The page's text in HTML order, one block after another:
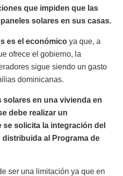
que impiden que las
solares en sus casas.
es el económico ya que, a
ofrece el gobierno, la
sigue siendo un gasto
dominicanas.
solares en una vivienda en
debe realizar un
solicita la integración del
al Programa de
ser una limitación ya que en